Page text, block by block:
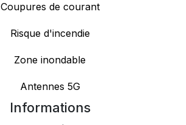
Coupures de courant
Risque d'incendie
Zone inondable
Antennes 5G
Informations